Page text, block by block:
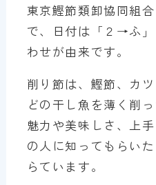
東京鰹節類卸協同組
で、日付は「２→ふ
わせが由来です。
削り節は、鰹節、カ
どの干し魚を薄く削
魅力や美味しさ、上
の人に知ってもらい
らています。